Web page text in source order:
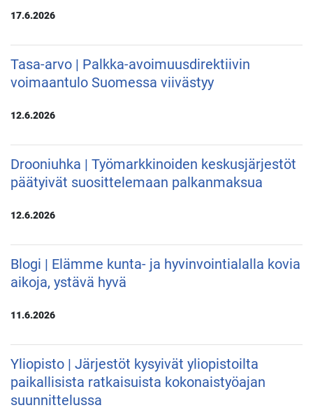
17.6.2026
Tasa-arvo | Palkka-avoimuusdirektiivin
voimaantulo Suomessa viivästyy
12.6.2026
Drooniuhka | Työmarkkinoiden keskusjärjestöt
päätyivät suosittelemaan palkanmaksua
12.6.2026
Blogi | Elämme kunta- ja hyvinvointialalla kovia
aikoja, ystävä hyvä
11.6.2026
Yliopisto | Järjestöt kysyivät yliopistoilta
paikallisista ratkaisuista kokonaistyöajan
suunnittelussa